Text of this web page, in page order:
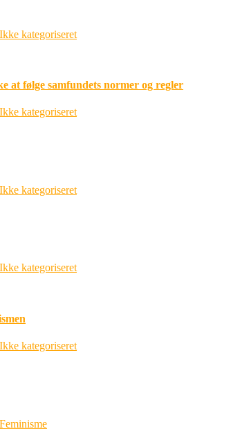
Ikke kategoriseret
at følge samfundets normer og regler
Ikke kategoriseret
Ikke kategoriseret
Ikke kategoriseret
Ikke kategoriseret
Feminisme